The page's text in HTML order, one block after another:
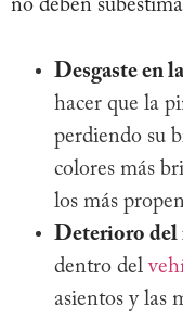
no deben
Desgaste en
hacer que la
perdiendo su
colores más
los más
Deterioro
dentro del
asientos y las